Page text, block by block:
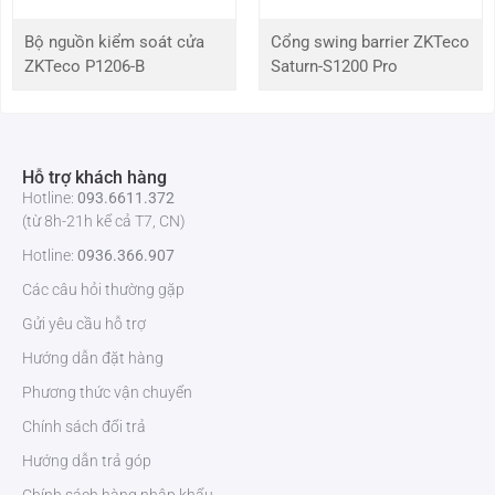
Giao
USB, USB+LAN
Bộ
chuyển
đổi
điện
Đầu vào: AC 100-240V/50-60 Hz; Đầu ra: DC24V/2.5A
vào
Điện một chiều 24V/2.5A
Ngăn
kéo
đựng
tiền
Điện một chiều 24V/1A
Bộ nguồn kiểm soát cửa
ZKTeco P1206-B
Cổng swing barrier ZKTeco
Saturn-S1200 Pro
Hỗ trợ khách hàng
Hotline: 093.6611.372
(từ 8h-21h kể cả T7, CN)
Hotline: 0936.366.907
Các câu hỏi thường gặp
Gửi yêu cầu hỗ trợ
Hướng dẫn đặt hàng
Phương thức vận chuyển
Chính sách đổi trả
Hướng dẫn trả góp